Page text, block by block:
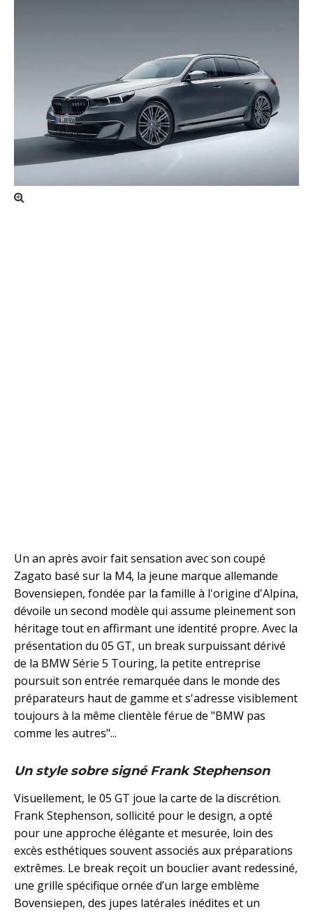
Un an après avoir fait sensation avec son coupé
Zagato basé sur la M4, la jeune marque allemande
Bovensiepen, fondée par la famille à l'origine d'Alpina,
dévoile un second modèle qui assume pleinement son
héritage tout en affirmant une identité propre. Avec la
présentation du 05 GT, un break surpuissant dérivé
de la BMW Série 5 Touring, la petite entreprise
poursuit son entrée remarquée dans le monde des
préparateurs haut de gamme et s'adresse visiblement
toujours à la même clientèle férue de "BMW pas
comme les autres"...
Un style sobre signé Frank Stephenson
Visuellement, le 05 GT joue la carte de la discrétion.
Frank Stephenson, sollicité pour le design, a opté
pour une approche élégante et mesurée, loin des
excès esthétiques souvent associés aux préparations
extrêmes. Le break reçoit un bouclier avant redessiné,
une grille spécifique ornée d’un large emblème
Bovensiepen, des jupes latérales inédites et un